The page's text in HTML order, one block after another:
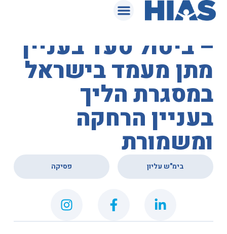
המאגר המשפטי
בית המשפט העליון
– ביטול סעד בעניין
מתן מעמד בישראל
במסגרת הליך
בעניין הרחקה
ומשמורת
בימ"ש עליון פסיקה